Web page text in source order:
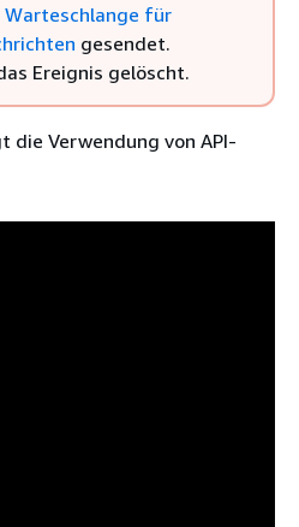
Warteschlange für
gesendet.
Ereignis gelöscht.
die Verwendung von API-